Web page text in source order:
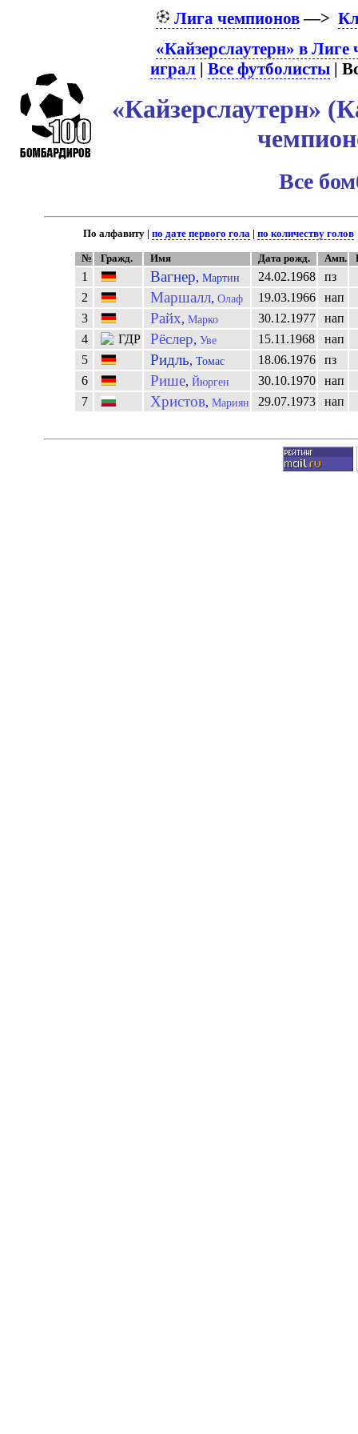
Лига чемпионов—>
«Кайзерслаутерн» в Лиге
играл |Все футболисты |
«Кайзерслаутерн»
Все
По алфавиту |по дате первого гола |по количеству голов
№ Гражд. Имя Дата рожд. Амп.
1 Вагнер, Мартин 24.02.1968
пз
2
Маршалл, Олаф 19.03.1966
нап
3
Райх, Марко 30.12.1977
нап
4
Рёслер, Уве 15.11.1968
нап
5
Ридль, Томас 18.06.1976
пз
6
Рише, Йюрген 30.10.1970
нап
7
Христов, Мариян 29.07.1973 нап